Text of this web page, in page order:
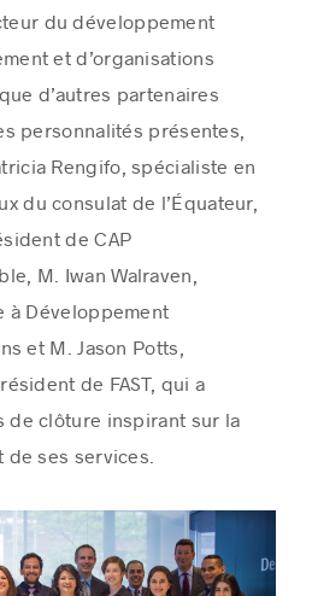
du développement
et d’organisations
d’autres partenaires
personnalités présentes,
Rengifo, spécialiste en
du consulat de l’Équateur,
de CAP
M. Iwan Walraven,
à Développement
et M. Jason Potts,
de FAST, qui a
de clôture inspirant sur la
de ses services.